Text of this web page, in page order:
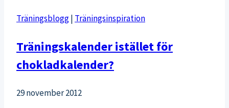
för
och
styrka
Träningsblogg| Träningsinspiration
Träningskalender istället för
chokladkalender?
29 november 2012